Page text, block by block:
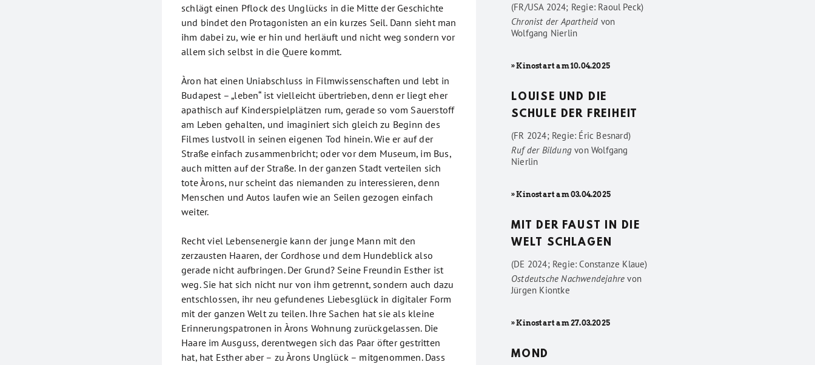
schlägt einen Pflock des Unglücks in die Mitte der Geschichte
und bindet den Protagonisten an ein kurzes Seil. Dann sieht man
ihm dabei zu, wie er hin und herläuft und nicht weg sondern vor
allem sich selbst in die Quere kommt.
Àron hat einen Uniabschluss in Filmwissenschaften und lebt in
Budapest – „leben“ ist vielleicht übertrieben, denn er liegt eher
apathisch auf Kinderspielplätzen rum, gerade so vom Sauerstoff
am Leben gehalten, und imaginiert sich gleich zu Beginn des
Filmes lustvoll in seinen eigenen Tod hinein. Wie er auf der
Straße einfach zusammenbricht; oder vor dem Museum, im Bus,
auch mitten auf der Straße. In der ganzen Stadt verteilen sich
tote Àrons, nur scheint das niemanden zu interessieren, denn
Menschen und Autos laufen wie an Seilen gezogen einfach
weiter.
Recht viel Lebensenergie kann der junge Mann mit den
zerzausten Haaren, der Cordhose und dem Hundeblick also
gerade nicht aufbringen. Der Grund? Seine Freundin Esther ist
weg. Sie hat sich nicht nur von ihm getrennt, sondern auch dazu
entschlossen, ihr neu gefundenes Liebesglück in digitaler Form
mit der ganzen Welt zu teilen. Ihre Sachen hat sie als kleine
Erinnerungspatronen in Àrons Wohnung zurückgelassen. Die
Haare im Ausguss, derentwegen sich das Paar öfter gestritten
hat, hat Esther aber – zu Àrons Unglück – mitgenommen. Dass
(FR/USA 2024; Regie: Raoul Peck)
Chronist der Apartheid von
Wolfgang Nierlin
» Kinostart am 10.04.2025
LOUISE UND DIE
SCHULE DER FREIHEIT
(FR 2024; Regie: Éric Besnard)
Ruf der Bildungvon Wolfgang
Nierlin
» Kinostart am 03.04.2025
MIT DER FAUST IN DIE
WELT SCHLAGEN
(DE 2024; Regie: Constanze Klaue)
Ostdeutsche Nachwendejahre von
Jürgen Kiontke
» Kinostart am 27.03.2025
MOND